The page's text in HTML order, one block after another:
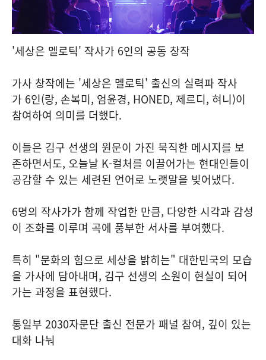
'세상은 멜로틱' 작사가 6인의 공동 창작
가사 창작에는 '세상은 멜로틱' 출신의 실력파 작사
가 6인(랑, 손복미, 엄윤경, HONED, 제르디, 혀니)이
참여하여 의미를 더했다.
이들은 김구 선생의 원문이 가진 묵직한 메시지를 보
존하면서도, 오늘날 K-컬처를 이끌어가는 현대인들이
공감할 수 있는 세련된 언어로 노랫말을 빚어냈다.
6명의 작사가가 함께 작업한 만큼, 다양한 시각과 감성
이 조화를 이루며 곡에 풍부한 서사를 부여했다.
특히 "문화의 힘으로 세상을 밝히는" 대한민국의 모습
을 가사에 담아내며, 김구 선생의 소원이 현실이 되어
가는 과정을 표현했다.
통일부 2030자문단 출신 전문가 패널 참여, 깊이 있는
대화 나눠